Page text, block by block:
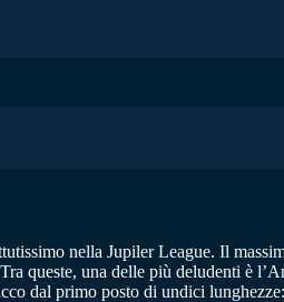
nella Jupiler League. Il
queste, una delle più deludenti è
dal primo posto di undici